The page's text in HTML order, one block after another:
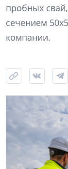
пробных
сечением
компании.